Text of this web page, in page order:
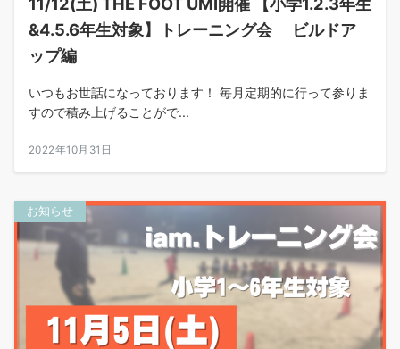
&4.5.6年生対象】トレーニング会 ビルドア
ップ編
いつもお世話になっております！ 毎月定期的に行って参りま
すので積み上げることがで...
2022年10月31日
お知らせ